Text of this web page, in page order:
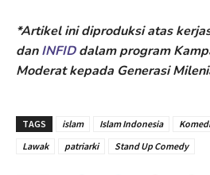
*Artikel ini diproduksi atas
danINFIDdalam program
Moderat kepada Generasi
TAGS islam Islam Indonesia Komedi
Lawak
patriarki Stand Up Comedy